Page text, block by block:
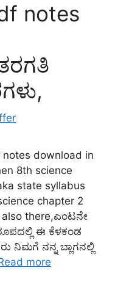
notes
download in
8th science
state syllabus
chapter 2
there,ಎಂಟನೇ
ಈ ಕೆಳಕಂಡ
ನಿಮಗೆ ನನ್ನ ಬ್ಲಾಗನಲ್ಲಿ
more